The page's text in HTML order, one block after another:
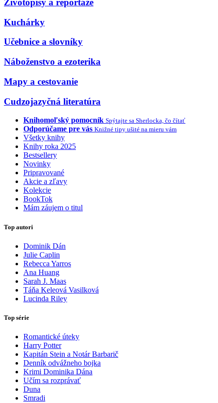
Životopisy a reportáže
Kuchárky
Učebnice a slovníky
Náboženstvo a ezoterika
Mapy a cestovanie
Cudzojazyčná literatúra
Knihomoľský pomocník Spýtajte sa Sherlocka, čo čítať
Odporúčame pre vás Knižné tipy ušité na mieru vám
Všetky knihy
Knihy roka 2025
Bestsellery
Novinky
Pripravované
Akcie a zľavy
Kolekcie
BookTok
Mám záujem o titul
Top autori
Dominik Dán
Julie Caplin
Rebecca Yarros
Ana Huang
Sarah J. Maas
Táňa Keleová Vasilková
Lucinda Riley
Top série
Romantické úteky
Harry Potter
Kapitán Stein a Notár Barbarič
Denník odvážneho bojka
Krimi Dominika Dána
Učím sa rozprávať
Duna
Smradi